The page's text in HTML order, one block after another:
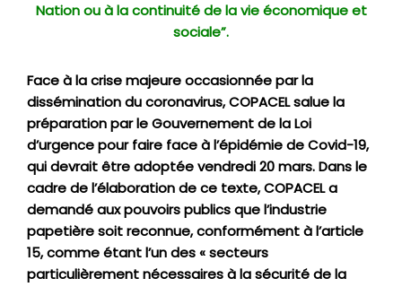
Nation ou à la continuité de la vie économique et
sociale”.
Face à la crise majeure occasionnée par la
dissémination du coronavirus, COPACEL salue la
préparation par le Gouvernement de la Loi
d’urgence pour faire face à l’épidémie de Covid-19,
qui devrait être adoptée vendredi 20 mars. Dans le
cadre de l’élaboration de ce texte, COPACEL a
demandé aux pouvoirs publics que l’industrie
papetière soit reconnue, conformément à l’article
15, comme étant l’un des « secteurs
particulièrement nécessaires à la sécurité de la